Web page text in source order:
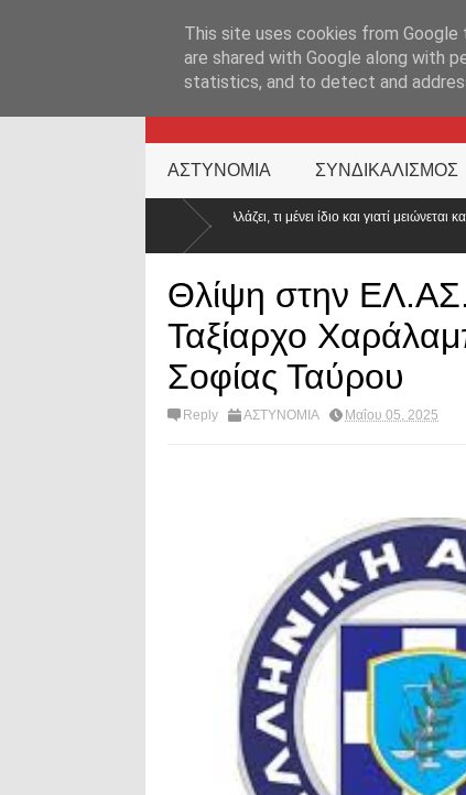
KATEHACKER
ΑΣΤΥΝΟΜΙΑ ΣΥΝΔΙΚΑΛΙΣΜΟΣ
αλλάζει, τι μένει ίδιο και γιατί μειώνεται κατά 50% ο
Θλίψη στην ΕΛ.ΑΣ.
Ταξίαρχο
Σοφίας Ταύρου
Reply ΑΣΤΥΝΟΜΙΑ Μαΐου 05, 2025
This site uses cookies from
are shared with Google along with
statistics, and to detect and